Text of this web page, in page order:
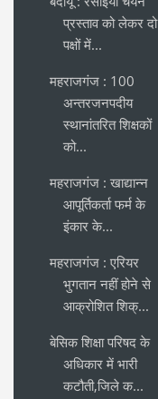
प्रस्ताव को लेकर दो
पक्षों में...
महराजगंज : 100
अन्तरजनपदीय
स्थानांतरित शिक्षकों
को...
महराजगंज : खाद्यान्न
आपूर्तिकर्ता फर्म के
इंकार के...
महराजगंज : एरियर
भुगतान नहीं होने से
आक्रोशित शिक्...
बेसिक शिक्षा परिषद के
अधिकार में भारी
कटौती,जिले क...